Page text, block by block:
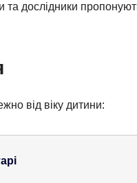
дослідники пропонують
від віку дитини: